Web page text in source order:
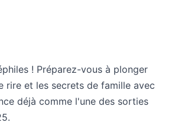
! Préparez-vous à plonger
rire et les secrets de famille avec
déjà comme l'une des sorties